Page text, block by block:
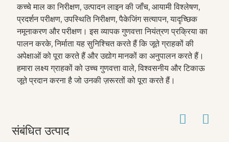
कच्चे माल का निरीक्षण, उत्पादन लाइन की जाँच, आयामी विश्लेषण,
प्रदर्शन परीक्षण, उपस्थिति निरीक्षण, पैकेजिंग सत्यापन, यादृच्छिक
नमूनाकरण और परीक्षण। इस व्यापक गुणवत्ता नियंत्रण प्रक्रिया का
पालन करके, निर्माता यह सुनिश्चित करते हैं कि जूते ग्राहकों की
अपेक्षाओं को पूरा करते हैं और उद्योग मानकों का अनुपालन करते हैं।
हमारा लक्ष्य ग्राहकों को उच्च गुणवत्ता वाले, विश्वसनीय और टिकाऊ
जूते प्रदान करना है जो उनकी ज़रूरतों को पूरा करते हैं।
संबंधित उत्पाद